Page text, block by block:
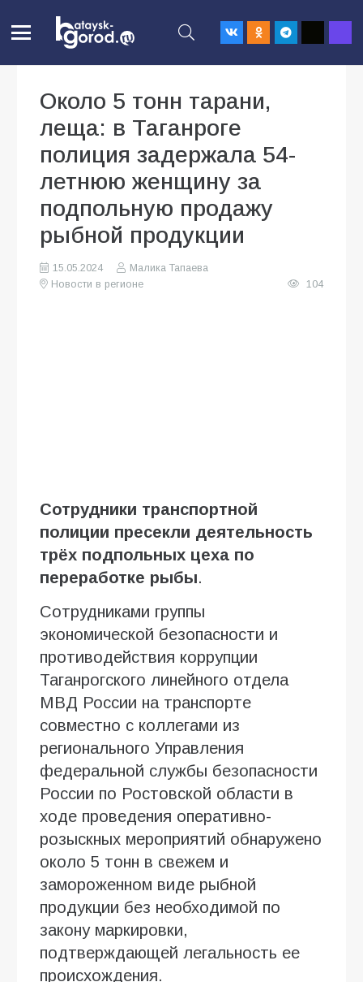
Около 5 тонн тарани,
леща: в Таганроге
полиция задержала 54-
летнюю женщину за
подпольную продажу
рыбной продукции
15.05.2024
Малика Тапаева
Новости в регионе
104
Сотрудники транспортной
полиции пресекли деятельность
трёх подпольных цеха по
переработке рыбы.
Сотрудниками группы
экономической безопасности и
противодействия коррупции
Таганрогского линейного отдела
МВД России на транспорте
совместно с коллегами из
регионального Управления
федеральной службы безопасности
России по Ростовской области в
ходе проведения оперативно-
розыскных мероприятий обнаружено
около 5 тонн в свежем и
замороженном виде рыбной
продукции без необходимой по
закону маркировки,
подтверждающей легальность ее
происхождения.